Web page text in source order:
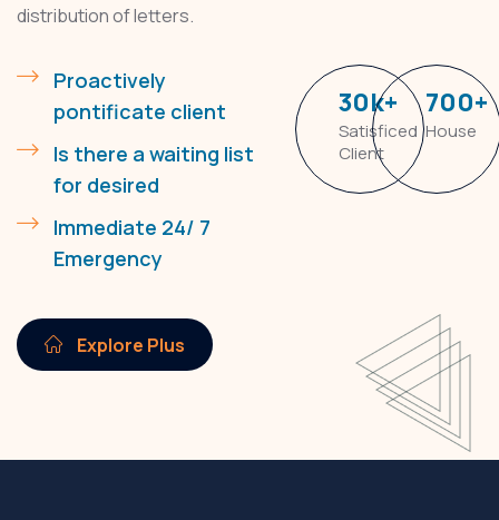
distribution of letters.
Proactively
pontificate client
Is there a waiting list
for desired
Immediate 24/ 7
Emergency
30k+
Satisficed
Client
700+
House
Explore Plus